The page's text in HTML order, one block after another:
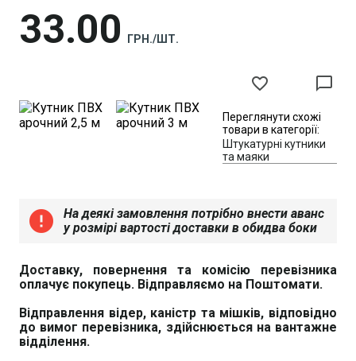
33 00 ГРН./ШТ.
favorite_border chat_bubble_outline
Переглянути схожі
товари в категорії:
Штукатурні кутники
та маяки
error
На деякі замовлення потрібно внести аванс
у розмірі вартості доставки в обидва боки
Доставку, повернення та комісію перевізника
оплачує покупець. Відправляємо на Поштомати.
Відправлення відер, каністр та мішків, відповідно
до вимог перевізника, здійснюється на вантажне
відділення.